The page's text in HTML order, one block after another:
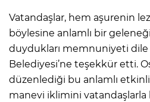
Vatandaşlar, hem aşurenin
böylesine anlamlı bir
duydukları memnuniyeti
Belediyesi’ne teşekkür etti.
düzenlediği bu anlamlı
manevi iklimini